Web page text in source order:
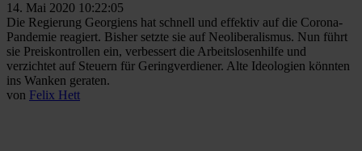
14. Mai 2020 10:22:05
Die Regierung Georgiens hat schnell und effektiv auf die Corona-
Pandemie reagiert. Bisher setzte sie auf Neoliberalismus. Nun führt
sie Preiskontrollen ein, verbessert die Arbeitslosenhilfe und
verzichtet auf Steuern für Geringverdiener. Alte Ideologien könnten
ins Wanken geraten.
von Felix Hett